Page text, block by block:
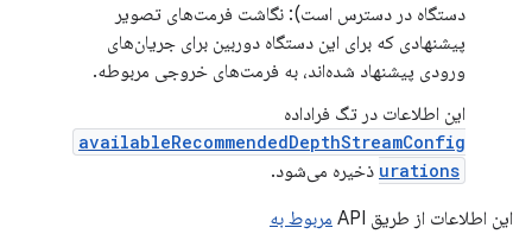
دستگاه در دسترس است): نگاشت فرمت‌های تصویر
پیشنهادی که برای این دستگاه دوربین برای جریان‌های
ورودی پیشنهاد شده‌اند، به فرمت‌های خروجی مربوطه.
این اطلاعات در تگ فراداده
availableRecommendedDepthStreamConfig
urations ذخیره می‌شود.
این اطلاعات از طریق API
مربوط به